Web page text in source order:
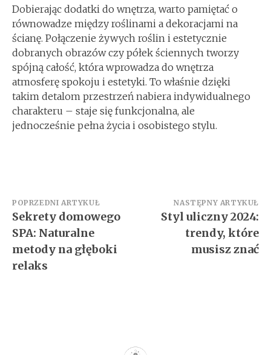
Dobierając dodatki do wnętrza, warto pamiętać o
równowadze między roślinami a dekoracjami na
ścianę. Połączenie żywych roślin i estetycznie
dobranych obrazów czy półek ściennych tworzy
spójną całość, która wprowadza do wnętrza
atmosferę spokoju i estetyki. To właśnie dzięki
takim detalom przestrzeń nabiera indywidualnego
charakteru – staje się funkcjonalna, ale
jednocześnie pełna życia i osobistego stylu.
Nawigacja
wpisu
POPRZEDNI ARTYKUŁ
Sekrety domowego
SPA: Naturalne
metody na głęboki
relaks
NASTĘPNY ARTYKUŁ
Styl uliczny 2024:
trendy, które
musisz znać